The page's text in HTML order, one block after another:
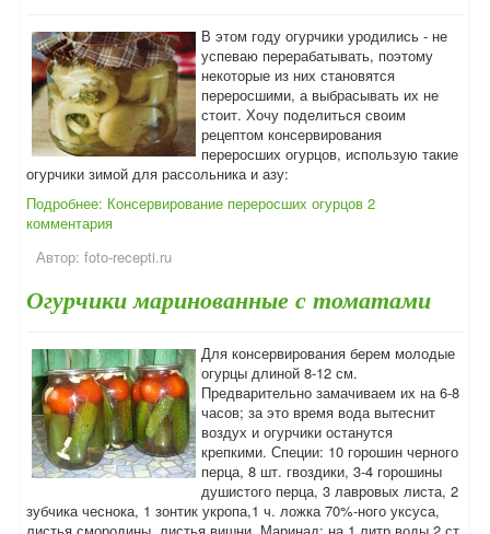
В этом году огурчики уродились - не
успеваю перерабатывать, поэтому
некоторые из них становятся
переросшими, а выбрасывать их не
стоит. Хочу поделиться своим
рецептом консервирования
переросших огурцов, использую такие
огурчики зимой для рассольника и азу:
Подробнее: Консервирование переросших огурцов 2
комментария
Автор: foto-recepti.ru
Огурчики маринованные с томатами
Для консервирования берем молодые
огурцы длиной 8-12 см.
Предварительно замачиваем их на 6-8
часов; за это время вода вытеснит
воздух и огурчики останутся
крепкими. Специи: 10 горошин черного
перца, 8 шт. гвоздики, 3-4 горошины
душистого перца, 3 лавровых листа, 2
зубчика чеснока, 1 зонтик укропа,1 ч. ложка 70%-ного уксуса,